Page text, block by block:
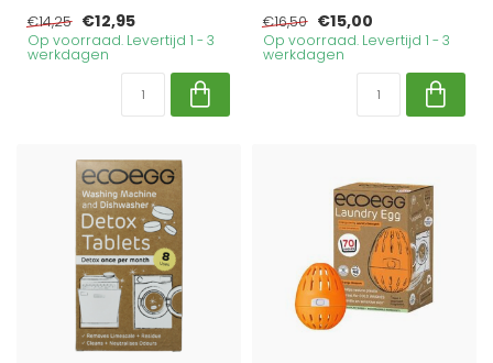
€14,25 €12,95
Op voorraad. Levertijd 1 - 3
werkdagen
€16,50 €15,00
Op voorraad. Levertijd 1 - 3
werkdagen